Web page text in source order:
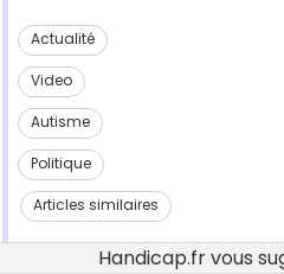
Actualité
Video
Autisme
Politique
Articles similaires
Handicap.fr vous